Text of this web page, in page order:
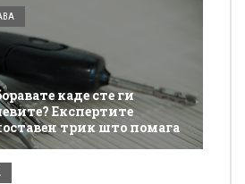
каде сте ги
Експертите
трик што помага